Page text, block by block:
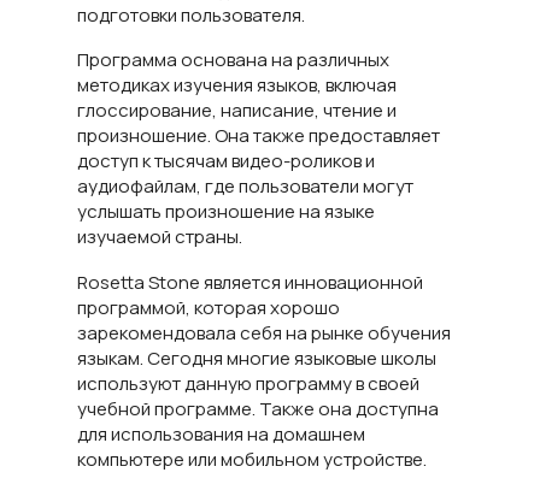
подготовки пользователя.
Программа основана на различных
методиках изучения языков, включая
глоссирование, написание, чтение и
произношение. Она также предоставляет
доступ к тысячам видео-роликов и
аудиофайлам, где пользователи могут
услышать произношение на языке
изучаемой страны.
Rosetta Stone является инновационной
программой, которая хорошо
зарекомендовала себя на рынке обучения
языкам. Сегодня многие языковые школы
используют данную программу в своей
учебной программе. Также она доступна
для использования на домашнем
компьютере или мобильном устройстве.